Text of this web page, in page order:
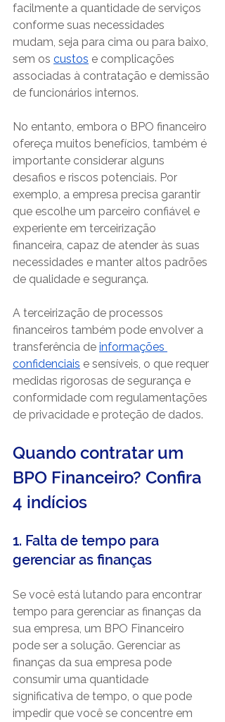
facilmente a quantidade de serviços
conforme suas necessidades
mudam, seja para cima ou para baixo,
sem os custos e complicações
associadas à contratação e demissão
de funcionários internos.
No entanto, embora o BPO financeiro
ofereça muitos benefícios, também é
importante considerar alguns
desafios e riscos potenciais. Por
exemplo, a empresa precisa garantir
que escolhe um parceiro confiável e
experiente em terceirização
financeira, capaz de atender às suas
necessidades e manter altos padrões
de qualidade e segurança.
A terceirização de processos
financeiros também pode envolver a
transferência de informações
confidenciais e sensíveis, o que requer
medidas rigorosas de segurança e
conformidade com regulamentações
de privacidade e proteção de dados.
Quando contratar um
BPO Financeiro? Confira
4 indícios
1. Falta de tempo para
gerenciar as finanças
Se você está lutando para encontrar
tempo para gerenciar as finanças da
sua empresa, um BPO Financeiro
pode ser a solução. Gerenciar as
finanças da sua empresa pode
consumir uma quantidade
significativa de tempo, o que pode
impedir que você se concentre em